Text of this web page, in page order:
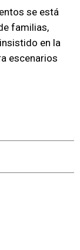
se está
familias,
en la
escenarios